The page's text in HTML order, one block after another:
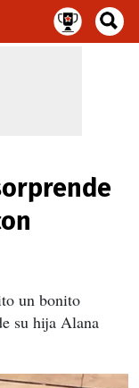
un bonito
su hija Alana